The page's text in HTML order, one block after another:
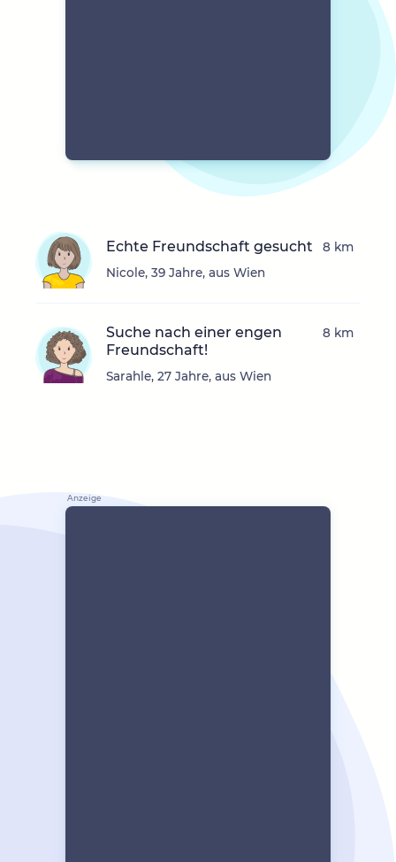
Echte Freundschaft gesucht
Nicole, 39 Jahre, aus Wien
8 km
Suche nach einer engen
Freundschaft!
Sarahle, 27 Jahre, aus Wien
8 km